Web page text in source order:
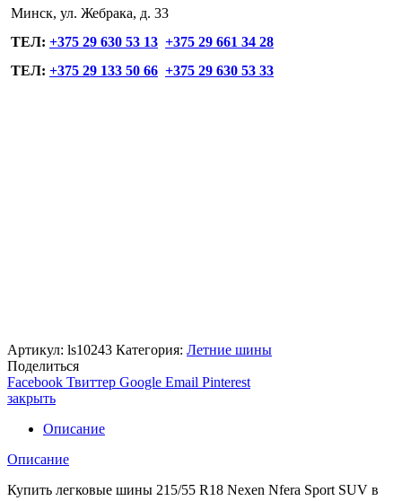
Минск, ул. Жебрака, д. 33
ТЕЛ: +375 29 630 53 13 +375 29 661 34 28
ТЕЛ: +375 29 133 50 66 +375 29 630 53 33
Артикул: ls10243 Категория: Летние шины
Поделиться
Facebook Твиттер Google Email Pinterest
закрыть
Описание
Описание
Купить легковые шины 215/55 R18 Nexen Nfera Sport SUV в